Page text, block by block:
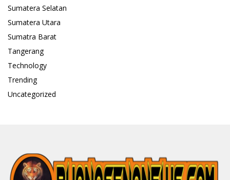
Sumatera Selatan
Sumatera Utara
Sumatra Barat
Tangerang
Technology
Trending
Uncategorized